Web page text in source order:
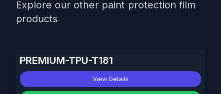
Explore our other paint protection film
products
PREMIUM-TPU-T181
View Details